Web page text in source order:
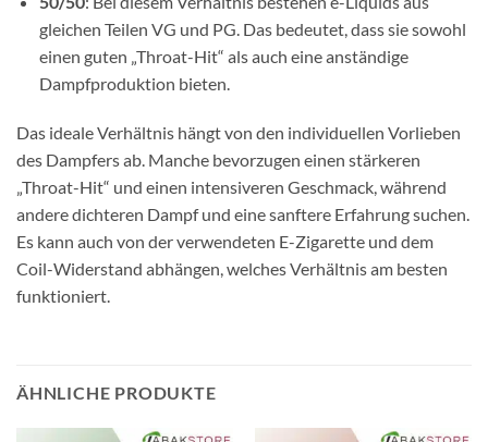
gleichen Teilen VG und PG. Das bedeutet, dass sie sowohl
einen guten „Throat-Hit“ als auch eine anständige
Dampfproduktion bieten.
Das ideale Verhältnis hängt von den individuellen Vorlieben
des Dampfers ab. Manche bevorzugen einen stärkeren
„Throat-Hit“ und einen intensiveren Geschmack, während
andere dichteren Dampf und eine sanftere Erfahrung suchen.
Es kann auch von der verwendeten E-Zigarette und dem
Coil-Widerstand abhängen, welches Verhältnis am besten
funktioniert.
ÄHNLICHE PRODUKTE